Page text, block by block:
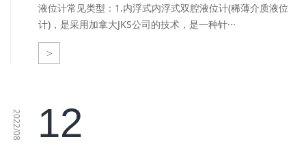
液位计常见类型：1.内浮式内浮式双腔液位计(稀薄介质液位
计)，是采用加拿大JKS公司的技术，是一种针···
>
2022/08 12